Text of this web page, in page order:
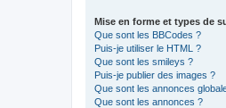
Mise en forme et types de
Que sont les BBCodes ?
Puis-je utiliser le HTML ?
Que sont les smileys ?
Puis-je publier des images ?
Que sont les annonces
Que sont les annonces ?